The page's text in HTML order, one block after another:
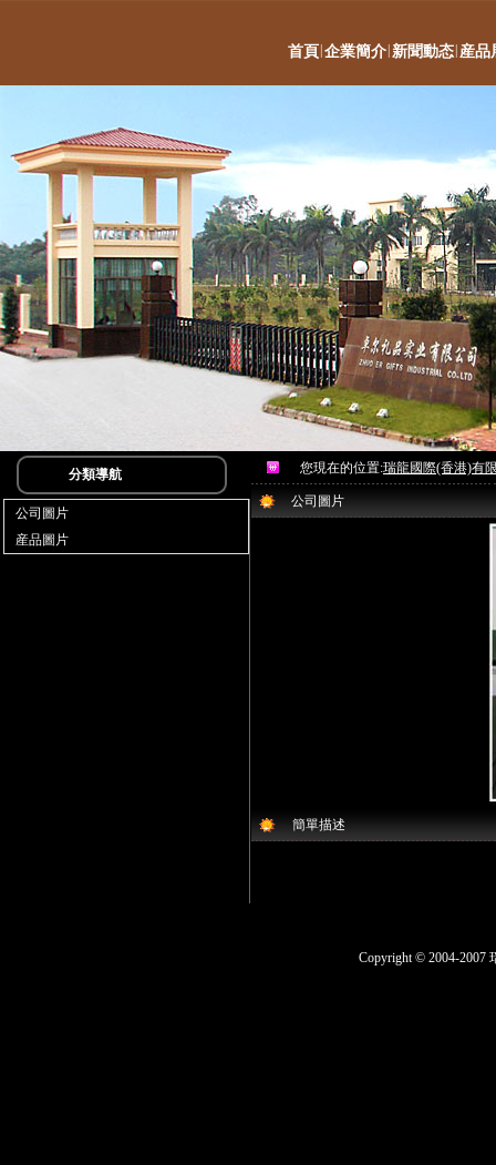
首頁 企業簡介 新聞動态 産品
分類導航
公司圖片
産品圖片
您現在的位置:瑞龍國際(香港)有
公司圖片
簡單描述
Copyright © 2004-